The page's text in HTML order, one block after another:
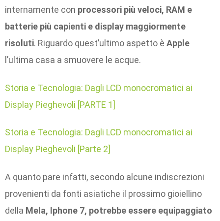
internamente con processori più veloci, RAM e
batterie più capienti e display maggiormente
risoluti. Riguardo quest’ultimo aspetto è Apple
l’ultima casa a smuovere le acque.
Storia e Tecnologia: Dagli LCD monocromatici ai
Display Pieghevoli [PARTE 1]
Storia e Tecnologia: Dagli LCD monocromatici ai
Display Pieghevoli [Parte 2]
A quanto pare infatti, secondo alcune indiscrezioni
provenienti da fonti asiatiche il prossimo gioiellino
della Mela, Iphone 7, potrebbe essere equipaggiato